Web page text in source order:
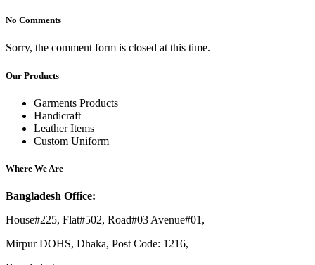
No Comments
Sorry, the comment form is closed at this time.
Our Products
Garments Products
Handicraft
Leather Items
Custom Uniform
Where We Are
Bangladesh Office:
House#225, Flat#502, Road#03 Avenue#01,
Mirpur DOHS, Dhaka, Post Code: 1216,